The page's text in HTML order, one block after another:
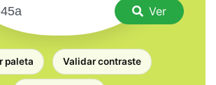
Ver
paleta Validar contraste